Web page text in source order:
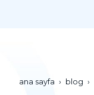
ana sayfa blog